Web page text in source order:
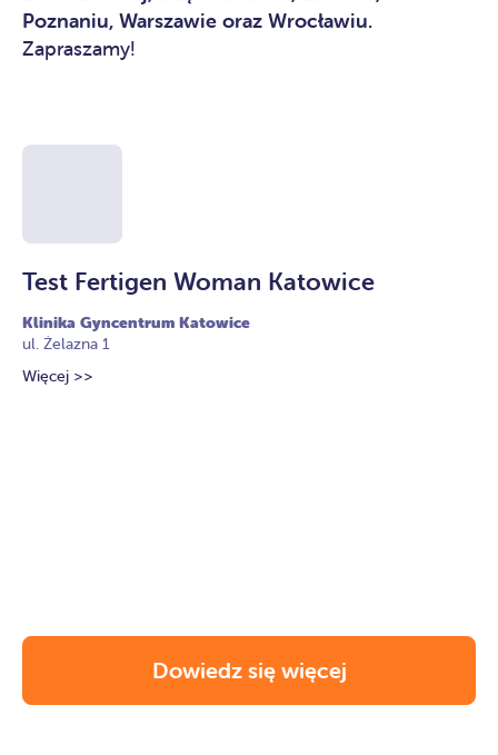
Poznaniu, Warszawie oraz Wrocławiu.
Zapraszamy!
Test Fertigen Woman Katowice
Klinika Gyncentrum Katowice
ul. Żelazna 1
Więcej >>
Dowiedz się więcej